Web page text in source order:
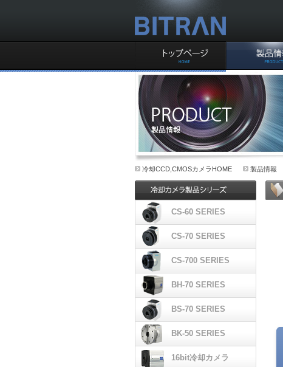
ビットラン株式会社CCD
TOPページ 製品情報
冷却CCD,CMOSカメラ製品情報
冷却CCD,CMOSカメラHOME 製品情報
CS-60シリーズ
CS-60 SERIES
CS-70シリーズ
CS-70 SERIES
CS-700シリーズ
CS-700 SERIES
BH-70シリーズ
BH-70 SERIES
BS-70シリーズ
BS-70 SERIES
BK-50シリーズ
BK-50 SERIES
16bit冷却カメラ